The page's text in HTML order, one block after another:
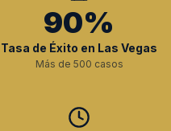
90%
Tasa de Éxito en Las Vegas
Más de 500 casos